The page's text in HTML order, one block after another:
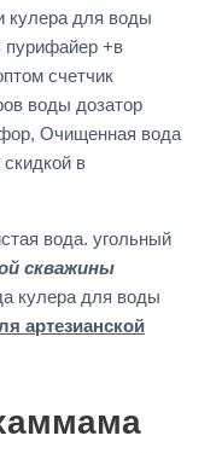
кулера для воды
пурифайер +в
счетчик
воды дозатор
Очищенная вода
в
вода. угольный
скважины
кулера для воды
артезианской